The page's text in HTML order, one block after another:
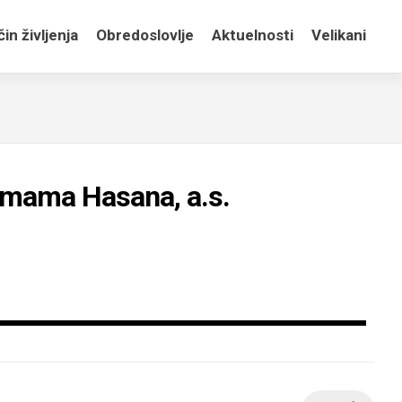
življenja Obredoslovlje Aktuelnosti Velikani
Hasana, a.s.